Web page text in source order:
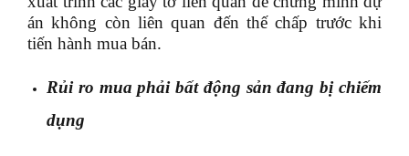
án không còn liên quan đến thế chấp trước khi
tiến hành mua bán.
Rủi ro mua phải bất động sản đang bị chiếm
dụng